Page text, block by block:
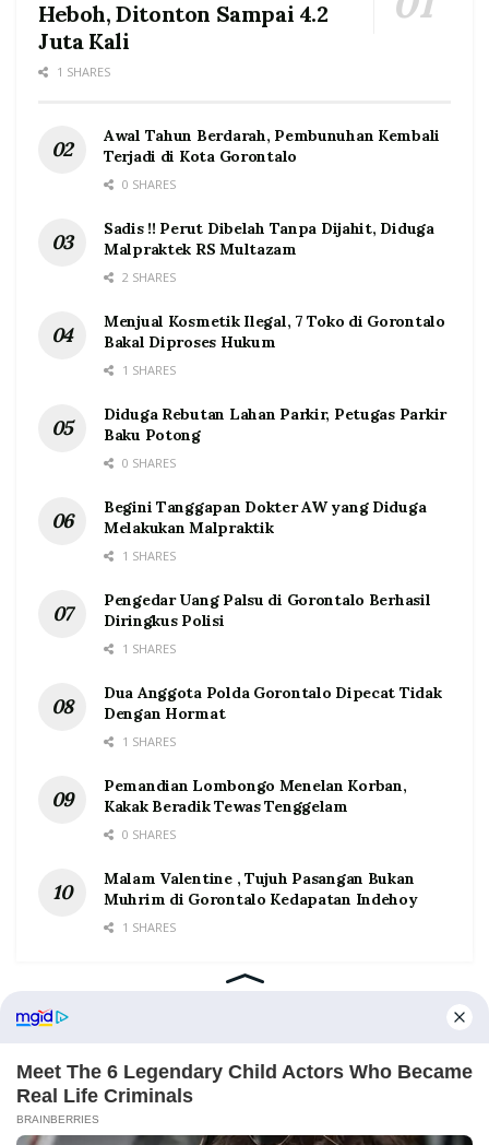
Heboh, Ditonton Sampai 4.2
Juta Kali
1 SHARES
Awal Tahun Berdarah, Pembunuhan Kembali
Terjadi di Kota Gorontalo
0 SHARES
Sadis !! Perut Dibelah Tanpa Dijahit, Diduga
Malpraktek RS Multazam
2 SHARES
Menjual Kosmetik Ilegal, 7 Toko di Gorontalo
Bakal Diproses Hukum
1 SHARES
Diduga Rebutan Lahan Parkir, Petugas Parkir
Baku Potong
0 SHARES
Begini Tanggapan Dokter AW yang Diduga
Melakukan Malpraktik
1 SHARES
Pengedar Uang Palsu di Gorontalo Berhasil
Diringkus Polisi
1 SHARES
Dua Anggota Polda Gorontalo Dipecat Tidak
Dengan Hormat
1 SHARES
Pemandian Lombongo Menelan Korban,
Kakak Beradik Tewas Tenggelam
0 SHARES
Malam Valentine , Tujuh Pasangan Bukan
Muhrim di Gorontalo Kedapatan Indehoy
1 SHARES
Home Tentang Kontak Redaksi Pedoman Media Siber